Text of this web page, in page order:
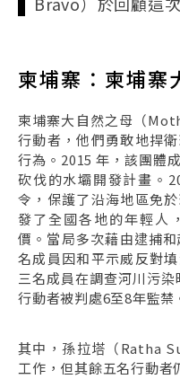
柬埔寨：柬埔寨
柬埔寨大自然之母（
行動者，他們勇敢地捍
行為。2015 年，該團體
砍伐的水壩開發計畫。
令，保護了沿海地區免
發了全國各地的年輕人
價。當局多次藉由逮捕
名成員因和平示威反對
三名成員在調查河川污
行動者被判處6至8年監禁
其中，孫拉塔（Ratha
工作，但其餘五名行動者